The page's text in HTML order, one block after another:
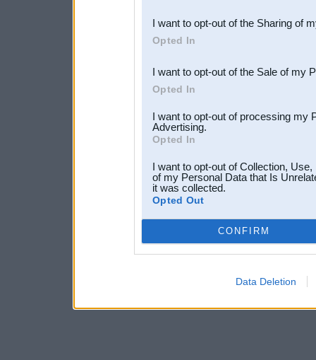
Downstream Participants
third parties.
I want to opt-out of the Sharing of
Opted In
I want to opt-out of the Sale of my
Opted In
I want to opt-out of processing my
Advertising.
Opted In
I want to opt-out of Collection,
of my Personal Data that Is
it was collected.
Opted Out
CONFIRM
Data Deletion